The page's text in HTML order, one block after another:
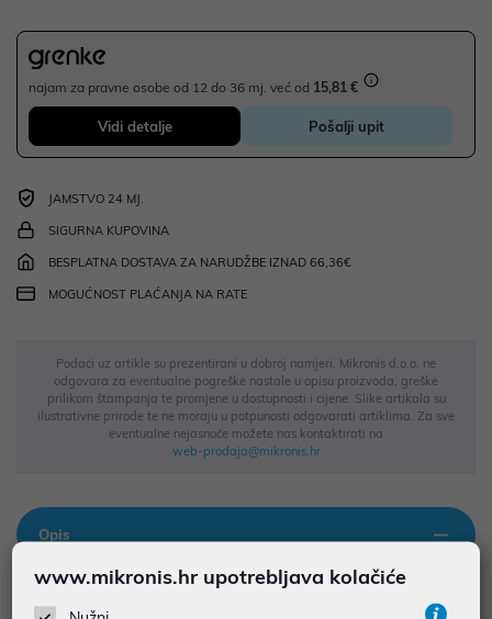
najam za pravne osobe od 12 do 36 mj. već od 15,81 €
Vidi detalje Pošalji upit
JAMSTVO 24 MJ.
SIGURNA KUPOVINA
BESPLATNA DOSTAVA ZA NARUDŽBE IZNAD 66,36€
MOGUĆNOST PLAĆANJA NA RATE
Podaci uz artikle su prezentirani u dobroj namjeri. Mikronis d.o.o. ne
odgovara za eventualne pogreške nastale u opisu proizvoda, greške
prilikom štampanja te promjene u dostupnosti i cijene. Slike artikala su
ilustrativne prirode te ne moraju u potpunosti odgovarati artiklima. Za sve
eventualne nejasnoće možete nas kontaktirati na
web-prodaja@mikronis.hr
Opis
www.mikronis.hr upotrebljava kolačiće